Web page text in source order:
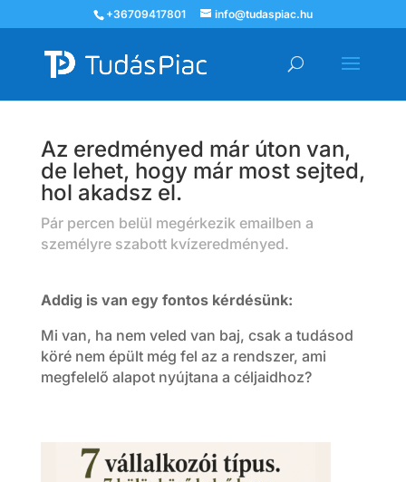
+36709417801 info@tudaspiac.hu
Az eredményed már úton van,
de lehet, hogy már most sejted,
hol akadsz el.
Pár percen belül megérkezik emailben a
személyre szabott kvízeredményed.
Addig is van egy fontos kérdésünk:
Mi van, ha nem veled van baj, csak a tudásod
köré nem épült még fel az a rendszer, ami
megfelelő alapot nyújtana a céljaidhoz?